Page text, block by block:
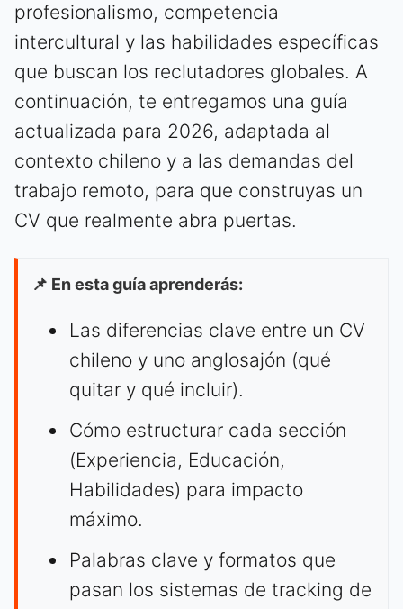
profesionalismo, competencia
intercultural y las habilidades específicas
que buscan los reclutadores globales. A
continuación, te entregamos una guía
actualizada para 2026, adaptada al
contexto chileno y a las demandas del
trabajo remoto, para que construyas un
CV que realmente abra puertas.
📌 En esta guía aprenderás:
Las diferencias clave entre un CV
chileno y uno anglosajón (qué
quitar y qué incluir).
Cómo estructurar cada sección
(Experiencia, Educación,
Habilidades) para impacto
máximo.
Palabras clave y formatos que
pasan los sistemas de tracking de